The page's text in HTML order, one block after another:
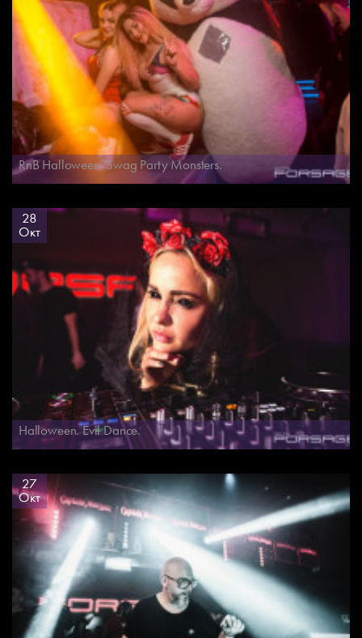
RnB Halloween. Swag Party Monsters.
28
Окт
Halloween. Evil Dance.
27
Окт